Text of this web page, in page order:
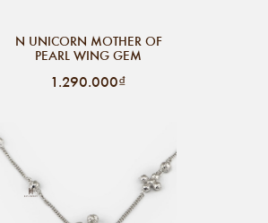
N UNICORN MOTHER OF
PEARL WING GEM
1.290.000₫